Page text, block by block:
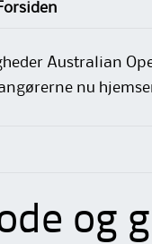
Australian
nu
og